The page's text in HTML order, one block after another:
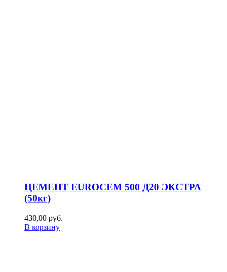
ЦЕМЕНТ EUROCEM 500 Д20 ЭКСТРА
(50кг)
430,00 руб.
В корзину